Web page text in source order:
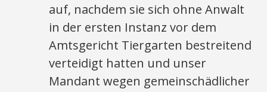
auf, nachdem sie sich ohne Anwalt
in der ersten Instanz vor dem
Amtsgericht Tiergarten bestreitend
verteidigt hatten und unser
Mandant wegen gemeinschädlicher